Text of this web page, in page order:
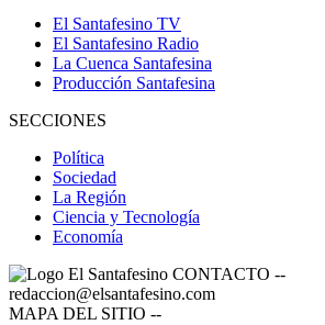
El Santafesino TV
El Santafesino Radio
La Cuenca Santafesina
Producción Santafesina
SECCIONES
Política
Sociedad
La Región
Ciencia y Tecnología
Economía
CONTACTO --
redaccion@elsantafesino.com
MAPA DEL SITIO --